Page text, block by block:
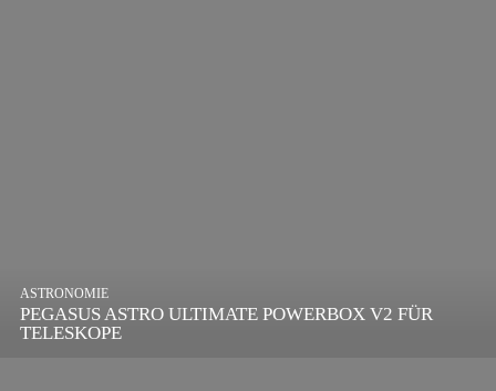
PEGASUS ASTRO ULTIMATE POWERBOX V2 FÜR
TELESKOPE
ASTRONOMIE